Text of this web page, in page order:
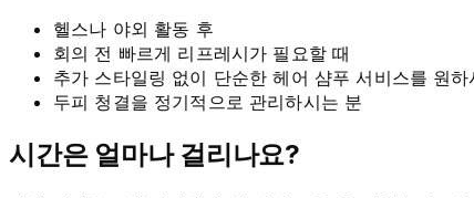
헬스나 야외 활동 후
회의 전 빠르게 리프레시가 필요할 때
추가 스타일링 없이 단순한 헤어 샴푸 서비스를 원하
두피 청결을 정기적으로 관리하시는 분
시간은 얼마나 걸리나요?